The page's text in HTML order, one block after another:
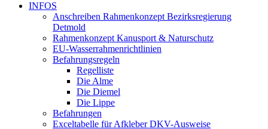
INFOS
Anschreiben Rahmenkonzept Bezirksregierung
Detmold
Rahmenkonzept Kanusport & Naturschutz
EU-Wasserrahmenrichtlinien
Befahrungsregeln
Regelliste
Die Alme
Die Diemel
Die Lippe
Befahrungen
Exceltabelle für Afkleber DKV-Ausweise